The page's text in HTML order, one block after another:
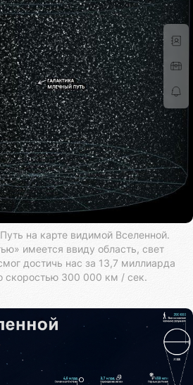
на карте видимой Вселенной.
имеется ввиду область, свет
достичь нас за 13,7 миллиарда
скоростью 300 000 км / сек.